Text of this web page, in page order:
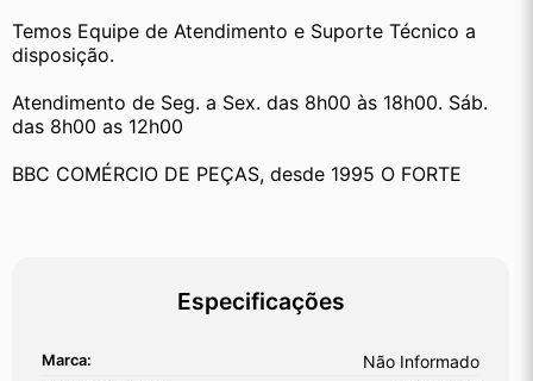
Temos Equipe de Atendimento e Suporte Técnico a
disposição.
Atendimento de Seg. a Sex. das 8h00 às 18h00. Sáb.
das 8h00 as 12h00
BBC COMÉRCIO DE PEÇAS, desde 1995 O FORTE
Especificações
Marca: Não Informado